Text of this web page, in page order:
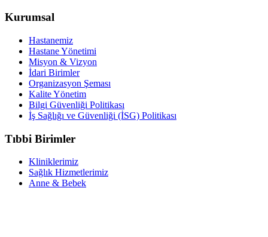
Kurumsal
Hastanemiz
Hastane Yönetimi
Misyon & Vizyon
İdari Birimler
Organizasyon Şeması
Kalite Yönetim
Bilgi Güvenliği Politikası
İş Sağlığı ve Güvenliği (İSG) Politikası
Tıbbi Birimler
Kliniklerimiz
Sağlık Hizmetlerimiz
Anne & Bebek